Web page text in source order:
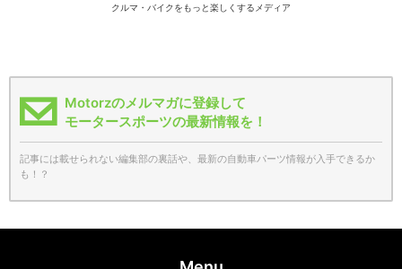
クルマ・バイクをもっと楽しくするメディア
Motorzのメルマガに登録して
モータースポーツの最新情報を！
記事には載せられない編集部の裏話や、最新の自動車パーツ情報が入手できるか
も！？